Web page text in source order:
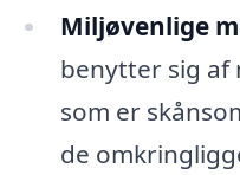
Miljøvenlige
benytter sig af
som er
de